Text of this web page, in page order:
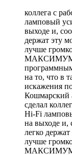
коллега с
ламповый
выходе и,
держат эту
лучше
МАКСИМУМУ,
на то, что в
искажения
Кошмарский
сделал
Hi-Fi
на выходе и,
легко
лучше
МАКСИМУМУ,